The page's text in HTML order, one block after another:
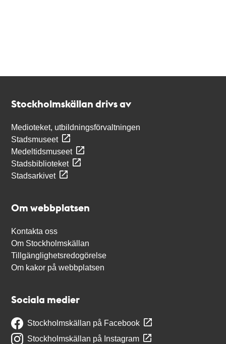
Stockholmskällan drivs av
Medioteket, utbildningsförvaltningen
Stadsmuseet
Medeltidsmuseet
Stadsbiblioteket
Stadsarkivet
Om webbplatsen
Kontakta oss
Om Stockholmskällan
Tillgänglighetsredogörelse
Om kakor på webbplatsen
Sociala medier
Stockholmskällan på Facebook
Stockholmskällan på Instagram